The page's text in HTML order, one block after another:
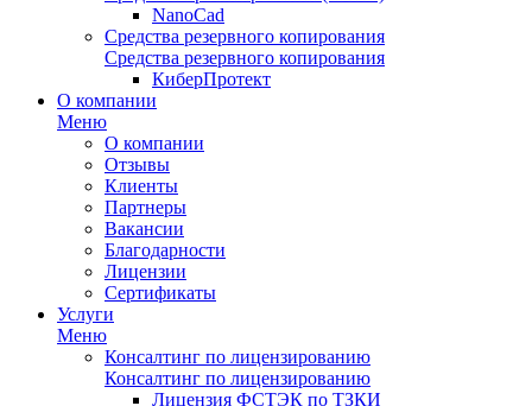
NanoCad
Средства резервного копирования
Средства резервного копирования
КиберПротект
О компании
Меню
О компании
Отзывы
Клиенты
Партнеры
Вакансии
Благодарности
Лицензии
Сертификаты
Услуги
Меню
Консалтинг по лицензированию
Консалтинг по лицензированию
Лицензия ФСТЭК по ТЗКИ